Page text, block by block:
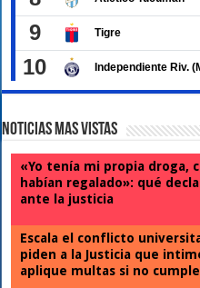
Noticias Mas Vistas
«Yo tenía mi propia droga,
habían regalado»: qué
ante la justicia
Escala el conflicto
piden a la Justicia que
aplique multas si no